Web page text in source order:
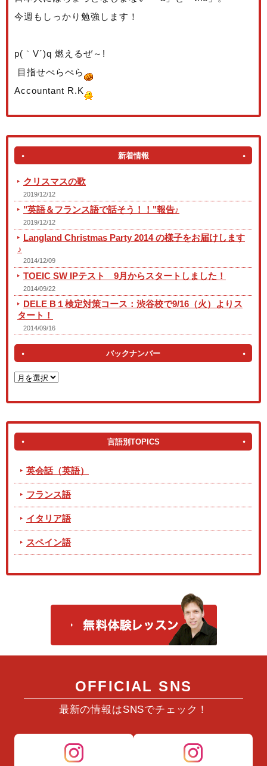
今週もしっかり勉強します！
p(｀V´)q 燃えるぜ～!
目指せぺらぺら
Accountant R.K
新着情報
クリスマスの歌
2019/12/12
"英語＆フランス語で話そう！！"報告♪
2019/12/12
Langland Christmas Party 2014 の様子をお届けします
♪
2014/12/09
TOEIC SW IPテスト 9月からスタートしました！
2014/09/22
DELE B１検定対策コース：渋谷校で9/16（火）よりス
タート！
2014/09/16
バックナンバー
言語別TOPICS
英会話（英語）
フランス語
イタリア語
スペイン語
OFFICIAL SNS
最新の情報はSNSでチェック！